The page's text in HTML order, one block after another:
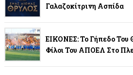
Γαλαζοκίτρινη Ασπίδα
ΕΙΚΟΝΕΣ: Το Γήπεδο Του
Φίλοι Του ΑΠΟΕΛ Στο